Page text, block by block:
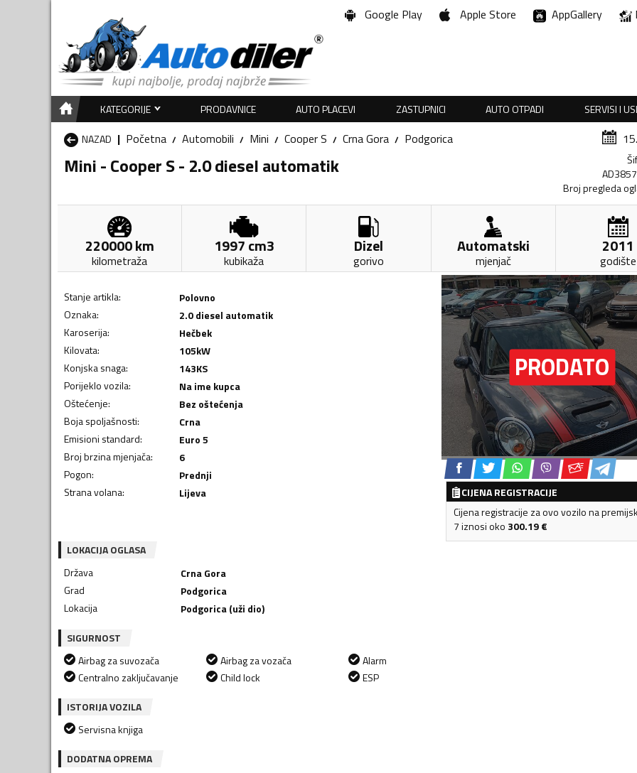
Google Play Apple Store AppGallery
KATEGORIJE PRODAVNICE AUTO PLACEVI ZASTUPNICI AUTO OTPADI SERVISI I
NAZAD
Početna Automobili Mini Cooper S Crna Gora Podgorica
Mini - Cooper S - 2.0 diesel automatik
Broj pregleda
220000km
kilometraža
1997cm3
kubikaža
Dizel
gorivo
Automatski
mjenjač
2011
godište
Stanje artikla:
Polovno
Oznaka:
2.0 diesel automatik
Karoserija:
Hečbek
Kilovata: 105kW
Konjska snaga: 143KS
Porijeklo vozila:
Na ime kupca
Oštećenje:
Bez oštećenja
Boja spoljašnosti:
Crna
Emisioni standard:
Euro 5
Broj brzina mjenjača:
6
Pogon:
Prednji
Strana volana: Lijeva
CIJENA REGISTRACIJE
Cijena registracije za ovo vozilo na
7 iznosi oko 300.19€
LOKACIJA OGLASA
Država
Crna Gora
Grad
Podgorica
Lokacija
Podgorica (uži dio)
SIGURNOST
Airbag za suvozača
Centralno zaključavanje
Airbag za vozača
Child lock
Alarm
ESP
ISTORIJA VOZILA
Servisna knjiga
DODATNA OPREMA